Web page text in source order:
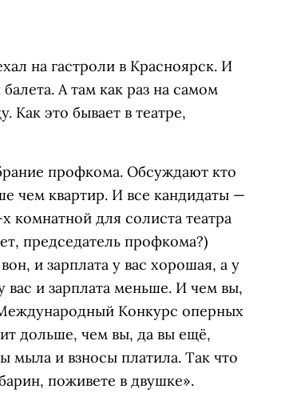
на гастроли в Красноярск. И
А там как раз на самом
Как это бывает в театре,
профкома. Обсуждают кто
чем квартир. И все кандидаты —
для солиста театра
предcедатель профкома?)
и зарплата у вас хорошая, а у
и зарплата меньше. И чем вы,
Конкурс оперных
дольше, чем вы, да вы ещё,
и взносы платила. Так что
поживете в двушке».